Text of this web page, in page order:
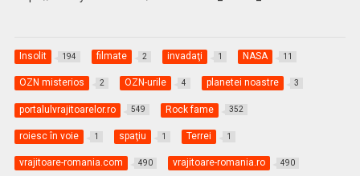
Insolit 194 filmate 2 invadaţi 1 NASA 11
OZN misterios 2 OZN-urile 4 planetei noastre 3
portalulvrajitoarelor.ro 549 Rock fame 352
roiesc în voie 1 spaţiu 1 Terrei 1
vrajitoare-romania.com 490 vrajitoare-romania.ro 490